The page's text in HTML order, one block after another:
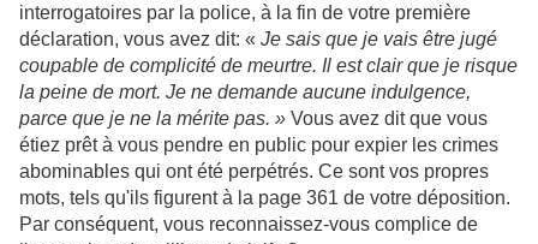
interrogatoires par la police, à la fin de votre première
déclaration, vous avez dit: « Je sais que je vais être jugé
coupable de complicité de meurtre. Il est clair que je risque
la peine de mort. Je ne demande aucune indulgence,
parce que je ne la mérite pas. » Vous avez dit que vous
étiez prêt à vous pendre en public pour expier les crimes
abominables qui ont été perpétrés. Ce sont vos propres
mots, tels qu'ils figurent à la page 361 de votre déposition.
Par conséquent, vous reconnaissez-vous complice de